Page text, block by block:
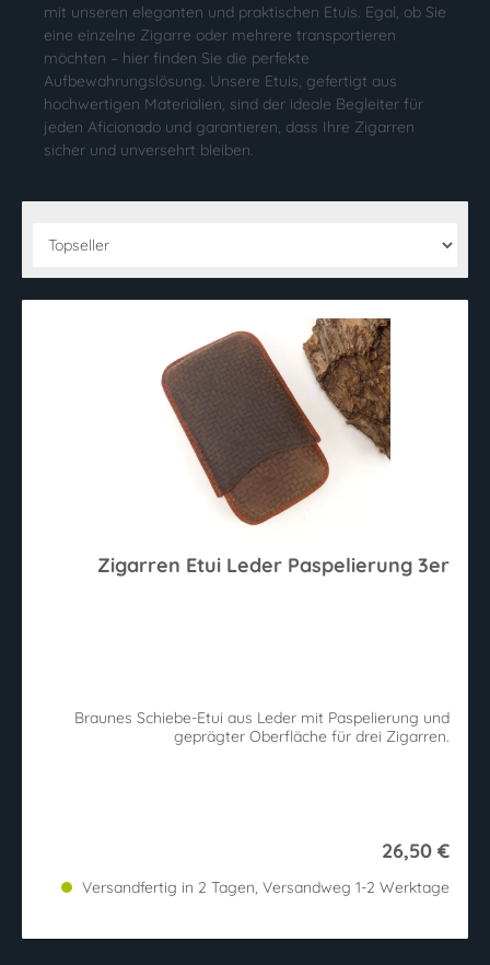
mit unseren eleganten und praktischen Etuis. Egal, ob Sie
eine einzelne Zigarre oder mehrere transportieren
möchten – hier finden Sie die perfekte
Aufbewahrungslösung. Unsere Etuis, gefertigt aus
hochwertigen Materialien, sind der ideale Begleiter für
jeden Aficionado und garantieren, dass Ihre Zigarren
sicher und unversehrt bleiben.
Zigarren Etui Leder Paspelierung 3er
Braunes Schiebe-Etui aus Leder mit Paspelierung und
geprägter Oberfläche für drei Zigarren.
26,50 €
Versandfertig in 2 Tagen, Versandweg 1-2 Werktage